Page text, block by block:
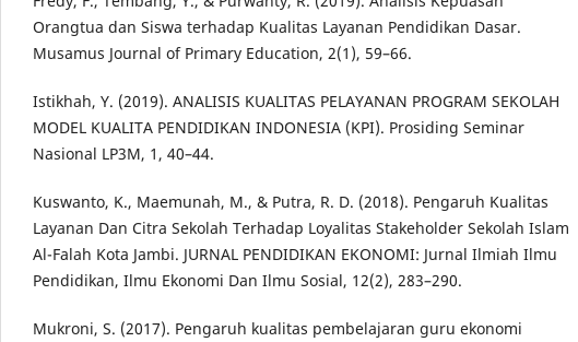
Orangtua dan Siswa terhadap Kualitas Layanan Pendidikan Dasar.
Musamus Journal of Primary Education, 2(1), 59–66.
Istikhah, Y. (2019). ANALISIS KUALITAS PELAYANAN PROGRAM SEKOLAH
MODEL KUALITA PENDIDIKAN INDONESIA (KPI). Prosiding Seminar
Nasional LP3M, 1, 40–44.
Kuswanto, K., Maemunah, M., & Putra, R. D. (2018). Pengaruh Kualitas
Layanan Dan Citra Sekolah Terhadap Loyalitas Stakeholder Sekolah Islam
Al-Falah Kota Jambi. JURNAL PENDIDIKAN EKONOMI: Jurnal Ilmiah Ilmu
Pendidikan, Ilmu Ekonomi Dan Ilmu Sosial, 12(2), 283–290.
Mukroni, S. (2017). Pengaruh kualitas pembelajaran guru ekonomi